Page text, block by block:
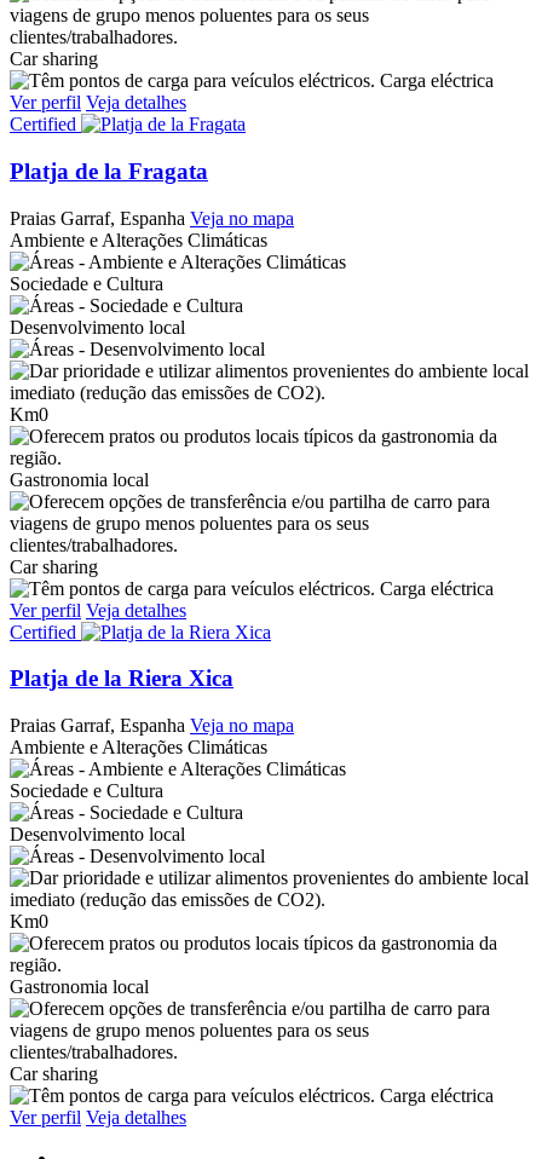
Car sharing
Carga eléctrica
Ver perfil Veja detalhes
Certified
Platja de la Fragata
Praias Garraf, Espanha Veja no mapa
Ambiente e Alterações Climáticas
Sociedade e Cultura
Desenvolvimento local
Km0
Gastronomia local
Car sharing
Carga eléctrica
Ver perfil Veja detalhes
Certified
Platja de la Riera Xica
Praias Garraf, Espanha Veja no mapa
Ambiente e Alterações Climáticas
Sociedade e Cultura
Desenvolvimento local
Km0
Gastronomia local
Car sharing
Carga eléctrica
Ver perfil Veja detalhes